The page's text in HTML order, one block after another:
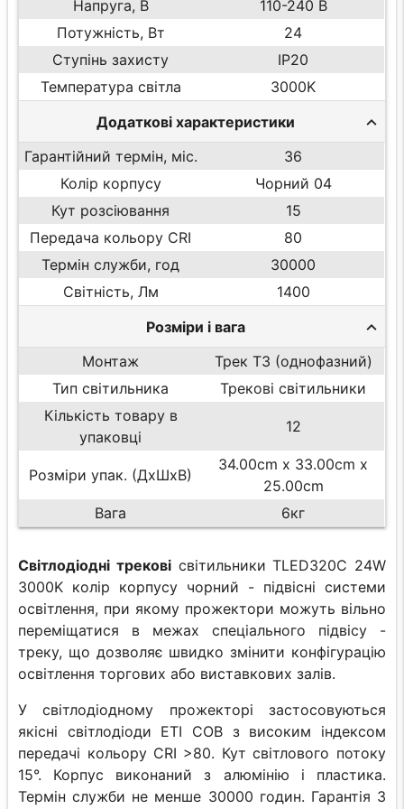
Напруга, В
110-240 В
Потужність, Вт
24
Ступінь захисту
IP20
Температура світла
3000K
Додаткові характеристики
Гарантійний термін, міс.
36
Колір корпусу
Чорний 04
Кут розсіювання
15
Передача кольору CRI
80
Термін служби, год
30000
Світність, Лм
1400
Розміри і вага
Монтаж
Трек T3 (однофазний)
Тип світильника
Трекові світильники
Кількість товару в
упаковці
12
Розміри упак. (ДхШхВ)
34.00cm x 33.00cm x
25.00cm
Вага
6кг
Світлодіодні трековісвітильники TLED320C 24W
3000K колір корпусу чорний - підвісні системи
освітлення, при якому прожектори можуть вільно
переміщатися в межах спеціального підвісу -
треку, що дозволяє швидко змінити конфігурацію
освітлення торгових або виставкових залів.
У світлодіодному прожекторі застосовуються
якісні світлодіоди ETI COB з високим індексом
передачі кольору CRI >80. Кут світлового потоку
15°. Корпус виконаний з алюмінію і пластика.
Термін служби не менше 30000 годин. Гарантія 3